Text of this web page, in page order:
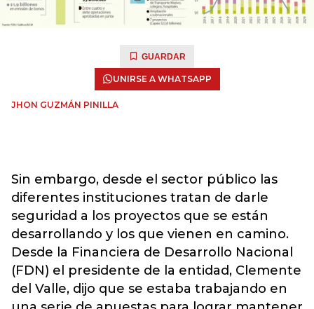
GUARDAR
UNIRSE A WHATSAPP
JHON GUZMÁN PINILLA
Sin embargo, desde el sector público las
diferentes instituciones tratan de darle
seguridad a los proyectos que se están
desarrollando y los que vienen en camino.
Desde la Financiera de Desarrollo Nacional
(FDN) el presidente de la entidad, Clemente
del Valle, dijo que se estaba trabajando en